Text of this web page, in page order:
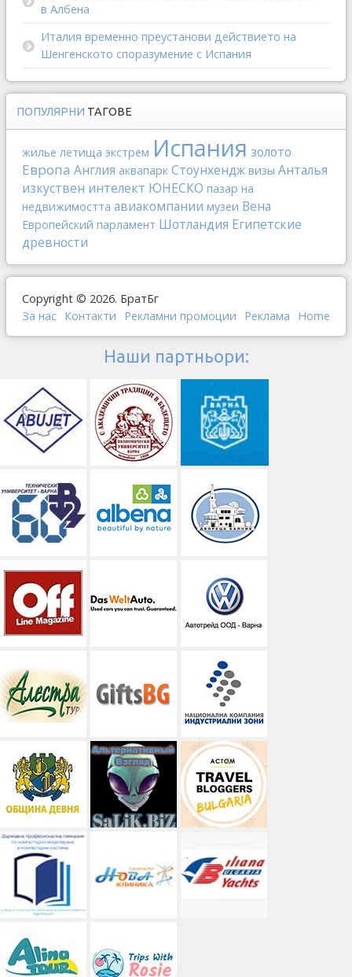
в Албена
Италия временно преустанови действието на
Шенгенското споразумение с Испания
ПОПУЛЯРНИ ТАГОВЕ
жилье летища экстрем Испания золото
Европа Англия аквапарк Стоунхендж визы Анталья
изкуствен интелект ЮНЕСКО пазар на
недвижимостта авиакомпании музеи Вена
Европейский парламент Шотландия Египетские
древности
Copyright © 2026. БратБг
За нас Контакти Рекламни промоции Реклама Home
Наши партньори: